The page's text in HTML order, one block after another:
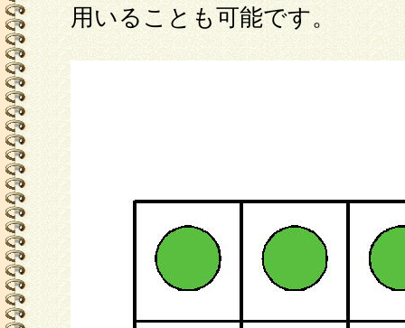
用いることも可能です。